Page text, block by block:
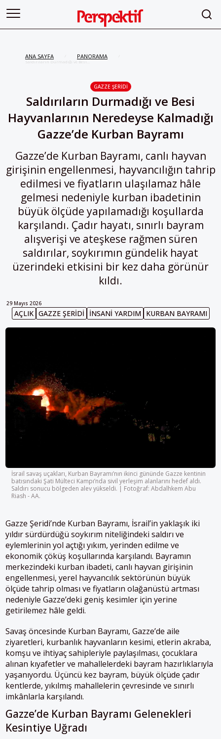
ANA SAYFA PANORAMA
Saldırıların Durmadığı ve Besi
GAZZE ŞERIDI
Saldırıların Durmadığı ve Besi
Hayvanlarının Neredeyse Kalmadığı
Gazze’de Kurban Bayramı
Gazze’de Kurban Bayramı, canlı hayvan
girişinin engellenmesi, hayvancılığın tahrip
edilmesi ve fiyatların ulaşılamaz hâle
gelmesi nedeniyle kurban ibadetinin
büyük ölçüde yapılamadığı koşullarda
karşılandı. Çadır hayatı, sınırlı bayram
alışverişi ve ateşkese rağmen süren
saldırılar, soykırımın gündelik hayat
üzerindeki etkisini bir kez daha görünür
kıldı.
29 Mayıs 2026
AÇLIK GAZZE ŞERIDI INSANI YARDIM KURBAN BAYRAMI
İsrail savaş uçakları, Kurban Bayramı’nın ikinci gününde Gazze kentinin
batısındaki Şati Mülteci Kampı’nda sivil yerleşim alanlarını hedef aldı.
Saldırı sonucu bölgeden alev yükseldi. | Fotoğraf: Abdalhkem Abu
Riash - AA.
Gazze Şeridi’nde Kurban Bayramı, İsrail’in yaklaşık iki
yıldır sürdürdüğü soykırım niteliğindeki saldırı ve
eylemlerinin yol açtığı yıkım, yerinden edilme ve
ekonomik çöküş koşullarında karşılandı. Bayramın
merkezindeki kurban ibadeti, canlı hayvan girişinin
engellenmesi, yerel hayvancılık sektörünün büyük
ölçüde tahrip olması ve fiyatların olağanüstü artması
nedeniyle Gazze’deki geniş kesimler için yerine
getirilemez hâle geldi.
Savaş öncesinde Kurban Bayramı, Gazze’de aile
ziyaretleri, kurbanlık hayvanların kesimi, etlerin akraba,
komşu ve ihtiyaç sahipleriyle paylaşılması, çocuklara
alınan kıyafetler ve mahallelerdeki bayram hazırlıklarıyla
yaşanıyordu. Üçüncü kez bayram, büyük ölçüde çadır
kentlerde, yıkılmış mahallelerin çevresinde ve sınırlı
imkânlarla karşılandı.
Gazze’de Kurban Bayramı Gelenekleri
Kesintiye Uğradı